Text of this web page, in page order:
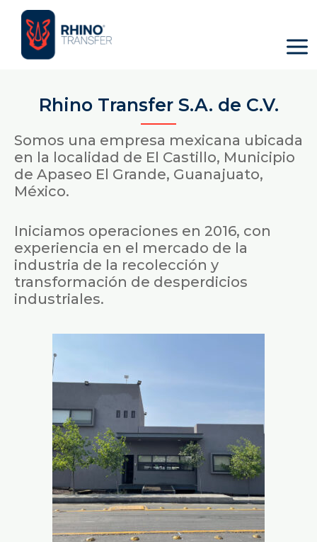
content
Home
Rhino Transfer S.A. de C.V.
Somos una empresa mexicana ubicada
en la localidad de El Castillo, Municipio
de Apaseo El Grande, Guanajuato,
México.
Iniciamos operaciones en 2016, con
experiencia en el mercado de la
industria de la recolección y
transformación de desperdicios
industriales.